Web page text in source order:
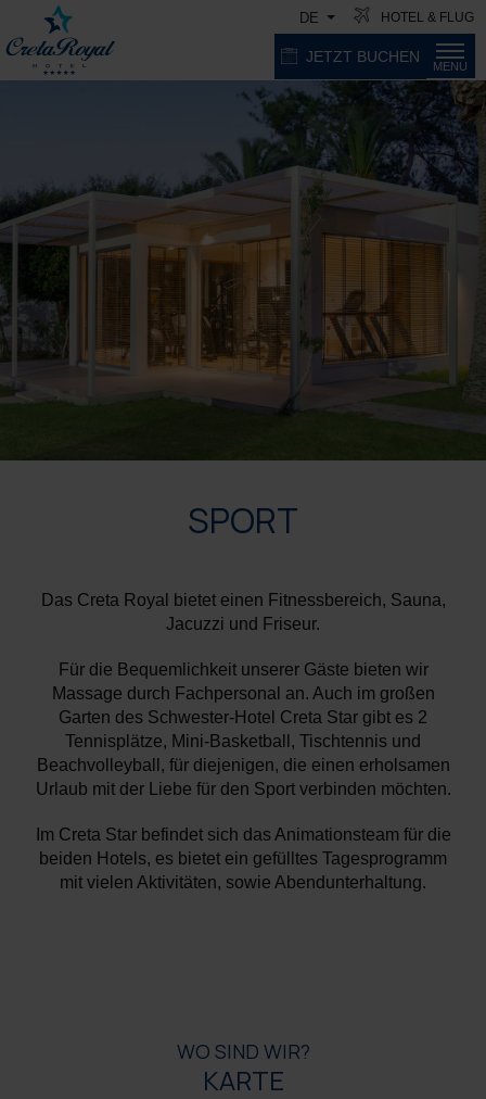
DE HOTEL & FLUG
MENU
JETZT BUCHEN
SPORT
Das Creta Royal bietet einen Fitnessbereich, Sauna,
Jacuzzi und Friseur.
Für die Bequemlichkeit unserer Gäste bieten wir
Massage durch Fachpersonal an. Auch im großen
Garten des Schwester-Hotel Creta Star gibt es 2
Tennisplätze, Mini-Basketball, Tischtennis und
Beachvolleyball, für diejenigen, die einen erholsamen
Urlaub mit der Liebe für den Sport verbinden möchten.
Im Creta Star befindet sich das Animationsteam für die
beiden Hotels, es bietet ein gefülltes Tagesprogramm
mit vielen Aktivitäten, sowie Abendunterhaltung.
WO SIND WIR?
KARTE